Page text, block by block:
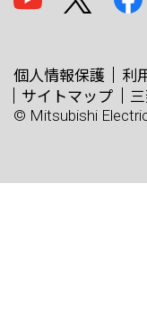
個人情報保護 利
サイトマップ
© Mitsubishi